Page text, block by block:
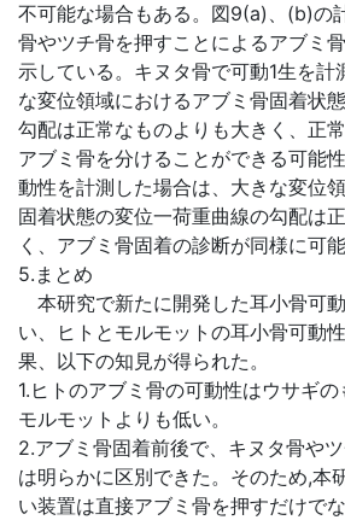
不可能な場合もある。図9(a)、(b)の
骨やツチ骨を押すことによるアブミ
示している。キヌタ骨で可動1生を計
な変位領域におけるアブミ骨固着状
勾配は正常なものよりも大きく、正
アブミ骨を分けることができる可能
動性を計測した場合は、大きな変位
固着状態の変位一荷重曲線の勾配は
く、アブミ骨固着の診断が同様に可能
5.まとめ
本研究で新たに開発した耳小骨可
い、ヒトとモルモットの耳小骨可動
果、以下の知見が得られた。
1.ヒトのアブミ骨の可動性はウサギの
モルモットよりも低い。
2.アブミ骨固着前後で、キヌタ骨や
は明らかに区別できた。そのため,本
い装置は直接アブミ骨を押すだけで